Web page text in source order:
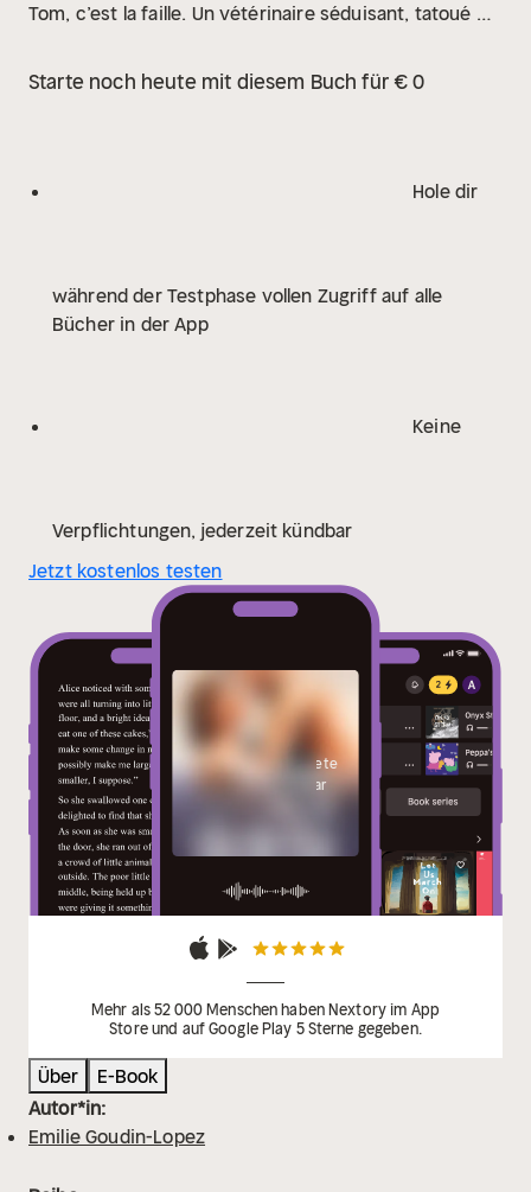
Tom, c’est la faille. Un vétérinaire séduisant, tatoué de
tentation et la loyauté, chaque regard, chaque geste
que la vérité n’explose ? Dans cette petite ville de
Lugand, ce roman est une immersion sensorielle dans
la passion, le deuil et les secrets de famille. Un triangle
Starte noch heute mit diesem Buch für € 0
Hole dir
während der Testphase vollen Zugriff auf alle
Bücher in der App
Keine
Verpflichtungen, jederzeit kündbar
Jetzt kostenlos testen
Einige Titelbilder sind
nur für angemeldete
Benutzer sichtbar
Mehr als 52 000 Menschen haben Nextory im App
Store und auf Google Play 5 Sterne gegeben.
Über
E-Book
Autor*in:
Emilie Goudin-Lopez